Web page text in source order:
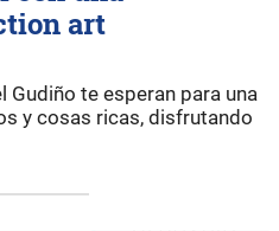
art
Gudiño te esperan para una
y cosas ricas, disfrutando